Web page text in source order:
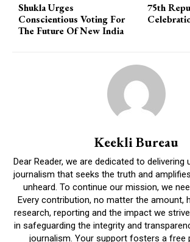
Shukla Urges
Conscientious Voting For
The Future Of New India
75th
Keekli Bureau
Dear Reader, we are dedicated to delivering
journalism that seeks the truth and
unheard. To continue our mission, we
Every contribution, no matter the amount,
research, reporting and the impact we
in safeguarding the integrity and
journalism. Your support fosters a free